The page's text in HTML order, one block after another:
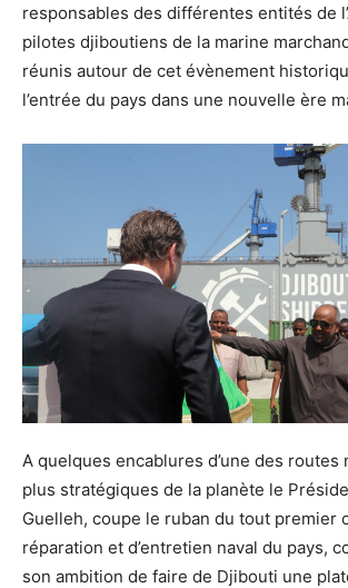
responsables des différentes entités de
pilotes djiboutiens de la marine
réunis autour de cet évènement
l’entrée du pays dans une nouvelle ère
A quelques encablures d’une des routes
plus stratégiques de la planète le
Guelleh, coupe le ruban du tout premier
réparation et d’entretien naval du pays,
son ambition de faire de Djibouti une